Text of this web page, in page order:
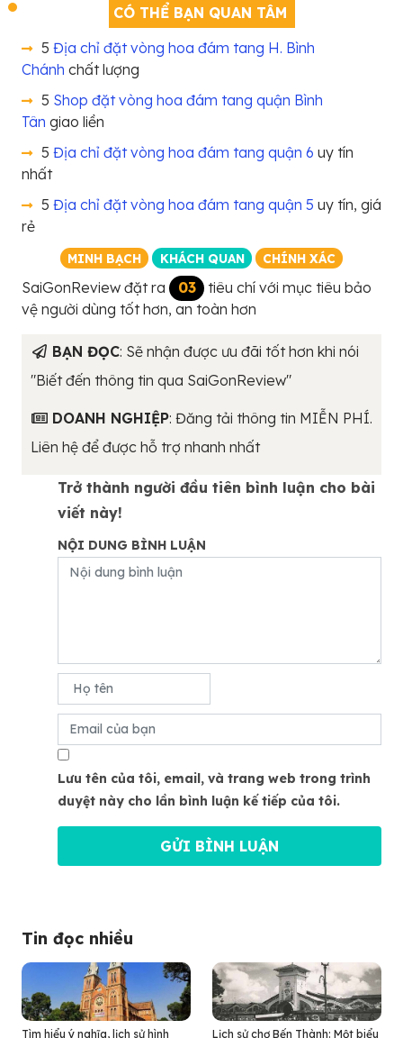
CÓ THỂ BẠN QUAN TÂM
5 Địa chỉ đặt vòng hoa đám tang H. Bình
Chánh chất lượng
5 Shop đặt vòng hoa đám tang quận Bình
Tân giao liền
5 Địa chỉ đặt vòng hoa đám tang quận 6 uy tín
nhất
5 Địa chỉ đặt vòng hoa đám tang quận 5 uy tín, giá
rẻ
MINH BẠCH KHÁCH QUAN CHÍNH XÁC
SaiGonReview đặt ra 03
tiêu chí với mục tiêu bảo
vệ người dùng tốt hơn, an toàn hơn
BẠN ĐỌC: Sẽ nhận được ưu đãi tốt hơn khi nói
"Biết đến thông tin qua SaiGonReview"
DOANH NGHIỆP: Đăng tải thông tin MIỄN PHÍ.
Liên hệ để được hỗ trợ nhanh nhất
Trở thành người đầu tiên bình luận cho bài
viết này!
NỘI DUNG BÌNH LUẬN
Lưu tên của tôi, email, và trang web trong trình
duyệt này cho lần bình luận kế tiếp của tôi.
Tin đọc nhiều
Tìm hiểu ý nghĩa, lịch sử hình
Lịch sử chợ Bến Thành: Một biểu